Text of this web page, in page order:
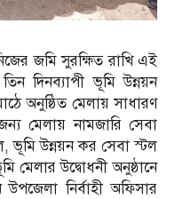
জমি সুরক্ষিত রাখি এই
দিনব্যাপী ভূমি উন্নয়ন
অনুষ্ঠিত মেলায় সাধারণ
মেলায় নামজারি সেবা
ভূমি উন্নয়ন কর সেবা স্টল
মেলার উদ্বোধনী অনুষ্ঠানে
উপজেলা নির্বাহী অফিসার